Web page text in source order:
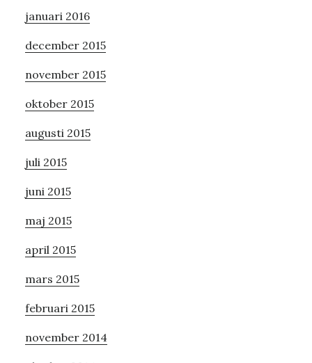
januari 2016
december 2015
november 2015
oktober 2015
augusti 2015
juli 2015
juni 2015
maj 2015
april 2015
mars 2015
februari 2015
november 2014